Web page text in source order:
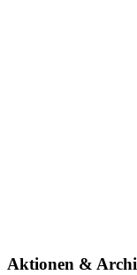
Aktionen &